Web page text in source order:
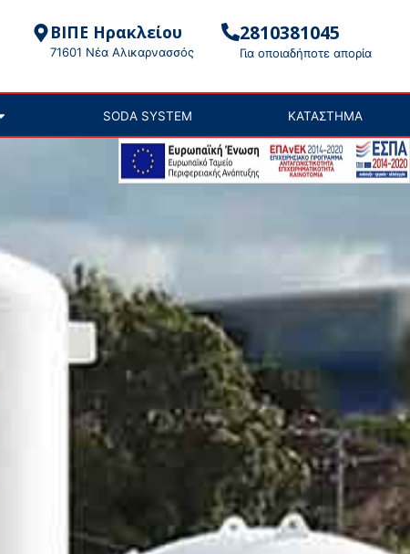
ΒΙΠΕ Ηρακλείου
71601 Νέα Αλικαρνασσός
2810381045
Για οποιαδήποτε απορία
SODA SYSTEM ΚΑΤΑΣΤΗΜΑ